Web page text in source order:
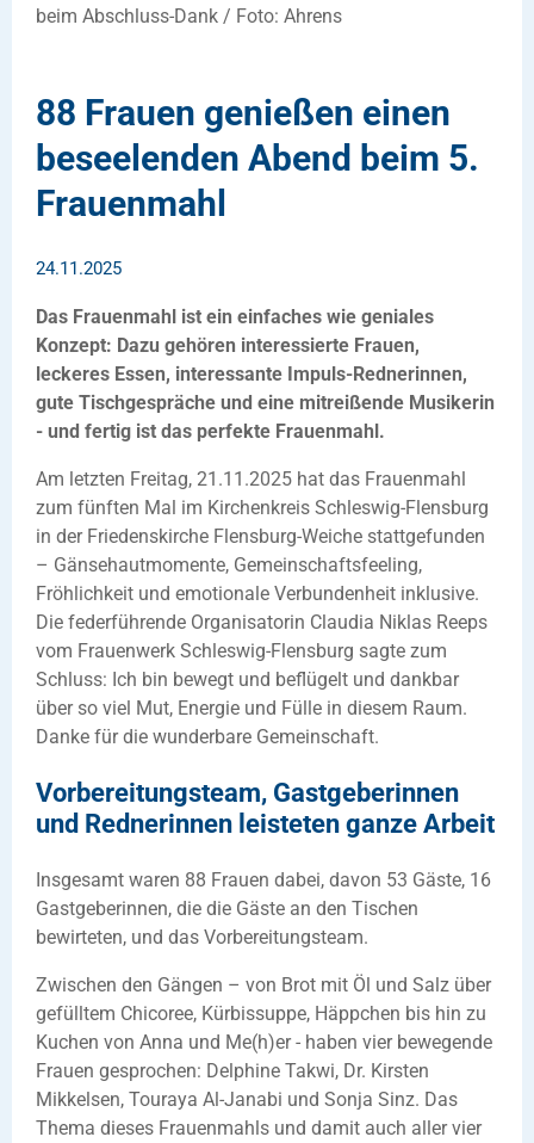
beim Abschluss-Dank / Foto: Ahrens
88 Frauen genießen einen
beseelenden Abend beim 5.
Frauenmahl
24.11.2025
Das Frauenmahl ist ein einfaches wie geniales
Konzept: Dazu gehören interessierte Frauen,
leckeres Essen, interessante Impuls-Rednerinnen,
gute Tischgespräche und eine mitreißende Musikerin
- und fertig ist das perfekte Frauenmahl.
Am letzten Freitag, 21.11.2025 hat das Frauenmahl
zum fünften Mal im Kirchenkreis Schleswig-Flensburg
in der Friedenskirche Flensburg-Weiche stattgefunden
– Gänsehautmomente, Gemeinschaftsfeeling,
Fröhlichkeit und emotionale Verbundenheit inklusive.
Die federführende Organisatorin Claudia Niklas Reeps
vom Frauenwerk Schleswig-Flensburg sagte zum
Schluss: Ich bin bewegt und beflügelt und dankbar
über so viel Mut, Energie und Fülle in diesem Raum.
Danke für die wunderbare Gemeinschaft.
Vorbereitungsteam, Gastgeberinnen
und Rednerinnen leisteten ganze Arbeit
Insgesamt waren 88 Frauen dabei, davon 53 Gäste, 16
Gastgeberinnen, die die Gäste an den Tischen
bewirteten, und das Vorbereitungsteam.
Zwischen den Gängen – von Brot mit Öl und Salz über
gefülltem Chicoree, Kürbissuppe, Häppchen bis hin zu
Kuchen von Anna und Me(h)er - haben vier bewegende
Frauen gesprochen: Delphine Takwi, Dr. Kirsten
Mikkelsen, Touraya Al-Janabi und Sonja Sinz. Das
Thema dieses Frauenmahls und damit auch aller vier